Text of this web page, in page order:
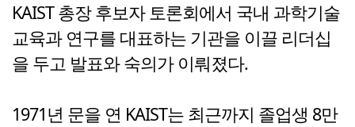
KAIST 총장 후보자 토론회에서 국내 과학기술
교육과 연구를 대표하는 기관을 이끌 리더십
을 두고 발표와 숙의가 이뤄졌다.
1971년 문을 연 KAIST는 최근까지 졸업생 8만